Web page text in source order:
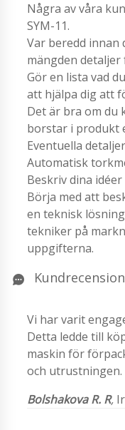
Några av våra
SYM-11.
Var beredd innan
mängden detaljer
Gör en lista vad
att hjälpa dig att
Det är bra om du
borstar i produkt
Eventuella
Automatisk
Beskriv dina
Börja med att
en teknisk
tekniker på
uppgifterna.
Vi har varit
Detta ledde till
maskin för
och utrustningen.
Bolshakova R. R,